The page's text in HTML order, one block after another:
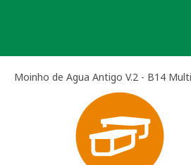
Moinho de Agua Antigo V.2 - B14